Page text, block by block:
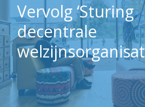
Vervolg ‘Sturing
decentrale